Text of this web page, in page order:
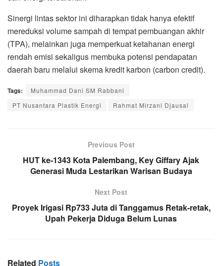
Sinergi lintas sektor ini diharapkan tidak hanya efektif
mereduksi volume sampah di tempat pembuangan akhir
(TPA), melainkan juga memperkuat ketahanan energi
rendah emisi sekaligus membuka potensi pendapatan
daerah baru melalui skema kredit karbon (carbon credit).
Tags:
Muhammad Dani SM Rabbani
PT Nusantara Plastik Energi
Rahmat Mirzani Djausal
Previous Post
HUT ke-1343 Kota Palembang, Key Giffary Ajak
Generasi Muda Lestarikan Warisan Budaya
Next Post
Proyek Irigasi Rp733 Juta di Tanggamus Retak-retak,
Upah Pekerja Diduga Belum Lunas
Related Posts